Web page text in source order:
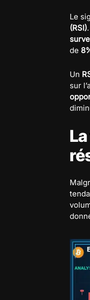
Le
(RSI)
de
Un
sur